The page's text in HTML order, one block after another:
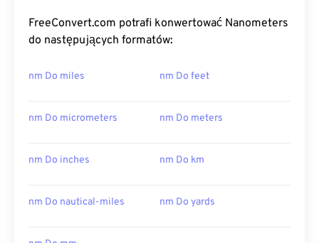
FreeConvert.com potrafi konwertować Nanometers
do następujących formatów:
nm Do miles nm Do feet
nm Do micrometers nm Do meters
nm Do inches nm Do km
nm Do nautical-miles nm Do yards